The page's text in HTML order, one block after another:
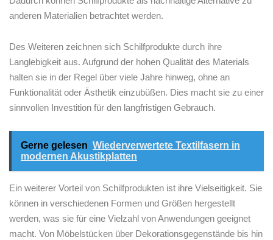
anderen Materialien betrachtet werden.
Des‍ Weiteren ⁣zeichnen sich Schilfprodukte durch ihre ​
Langlebigkeit aus. Aufgrund der⁤ hohen Qualität des Materials
halten sie in der Regel über viele Jahre hinweg, ohne‌ an
Funktionalität oder Ästhetik einzubüßen. Dies ‍macht sie zu einer
sinnvollen Investition für den langfristigen ‌Gebrauch.
Gerne gelesen Wiederverwertete Textilfasern in
modernen Akustikplatten
Ein weiterer Vorteil von Schilfprodukten ist ihre Vielseitigkeit. Sie
können in verschiedenen ⁣Formen und Größen hergestellt
werden, ⁢was ⁢sie für eine Vielzahl von Anwendungen ‌geeignet
macht.‌ Von Möbelstücken über Dekorationsgegenstände bis‌ hin